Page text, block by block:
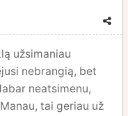
užsimaniau
nebrangią, bet
neatsimenu,
tai geriau už